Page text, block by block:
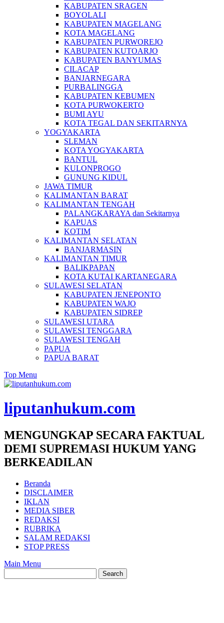
KABUPATEN SRAGEN
BOYOLALI
KABUPATEN MAGELANG
KOTA MAGELANG
KABUPATEN PURWOREJO
KABUPATEN KUTOARJO
KABUPATEN BANYUMAS
CILACAP
BANJARNEGARA
PURBALINGGA
KABUPATEN KEBUMEN
KOTA PURWOKERTO
BUMI AYU
KOTA TEGAL DAN SEKITARNYA
YOGYAKARTA
SLEMAN
KOTA YOGYAKARTA
BANTUL
KULONPROGO
GUNUNG KIDUL
JAWA TIMUR
KALIMANTAN BARAT
KALIMANTAN TENGAH
PALANGKARAYA dan Sekitarnya
KAPUAS
KOTIM
KALIMANTAN SELATAN
BANJARMASIN
KALIMANTAN TIMUR
BALIKPAPAN
KOTA KUTAI KARTANEGARA
SULAWESI SELATAN
KABUPATEN JENEPONTO
KABUPATEN WAJO
KABUPATEN SIDREP
SULAWESI UTARA
SULAWESI TENGGARA
SULAWESI TENGAH
PAPUA
PAPUA BARAT
Top Menu
liputanhukum.com
MENGUNGKAP SECARA FAKTUAL
DEMI SUPREMASI HUKUM YANG
BERKEADILAN
Beranda
DISCLAIMER
IKLAN
MEDIA SIBER
REDAKSI
RUBRIKA
SALAM REDAKSI
STOP PRESS
Main Menu